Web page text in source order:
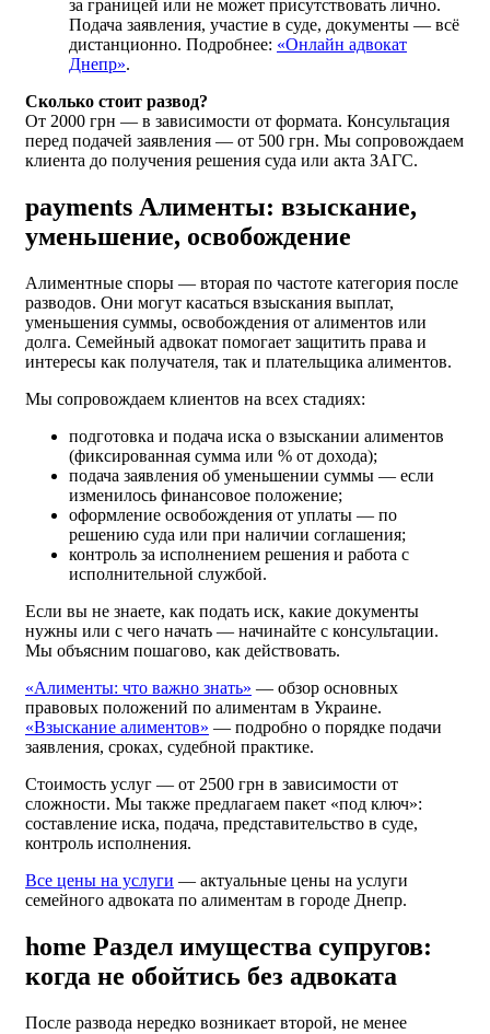
за границей или не может присутствовать лично.
Подача заявления, участие в суде, документы — всё
дистанционно. Подробнее: «Онлайн адвокат
Днепр».
Сколько стоит развод?
От 2000 грн — в зависимости от формата. Консультация
перед подачей заявления — от 500 грн. Мы сопровождаем
клиента до получения решения суда или акта ЗАГС.
payments Алименты: взыскание,
уменьшение, освобождение
Алиментные споры — вторая по частоте категория после
разводов. Они могут касаться взыскания выплат,
уменьшения суммы, освобождения от алиментов или
долга. Семейный адвокат помогает защитить права и
интересы как получателя, так и плательщика алиментов.
Мы сопровождаем клиентов на всех стадиях:
подготовка и подача иска о взыскании алиментов
(фиксированная сумма или % от дохода);
подача заявления об уменьшении суммы — если
изменилось финансовое положение;
оформление освобождения от уплаты — по
решению суда или при наличии соглашения;
контроль за исполнением решения и работа с
исполнительной службой.
Если вы не знаете, как подать иск, какие документы
нужны или с чего начать — начинайте с консультации.
Мы объясним пошагово, как действовать.
«Алименты: что важно знать» — обзор основных
правовых положений по алиментам в Украине.
«Взыскание алиментов» — подробно о порядке подачи
заявления, сроках, судебной практике.
Стоимость услуг — от 2500 грн в зависимости от
сложности. Мы также предлагаем пакет «под ключ»:
составление иска, подача, представительство в суде,
контроль исполнения.
Все цены на услуги — актуальные цены на услуги
семейного адвоката по алиментам в городе Днепр.
home Раздел имущества супругов:
когда не обойтись без адвоката
После развода нередко возникает второй, не менее